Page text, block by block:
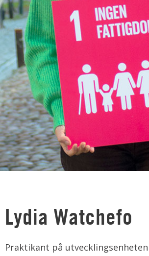
Lydia Watchefo
Praktikant på utvecklingsenheten